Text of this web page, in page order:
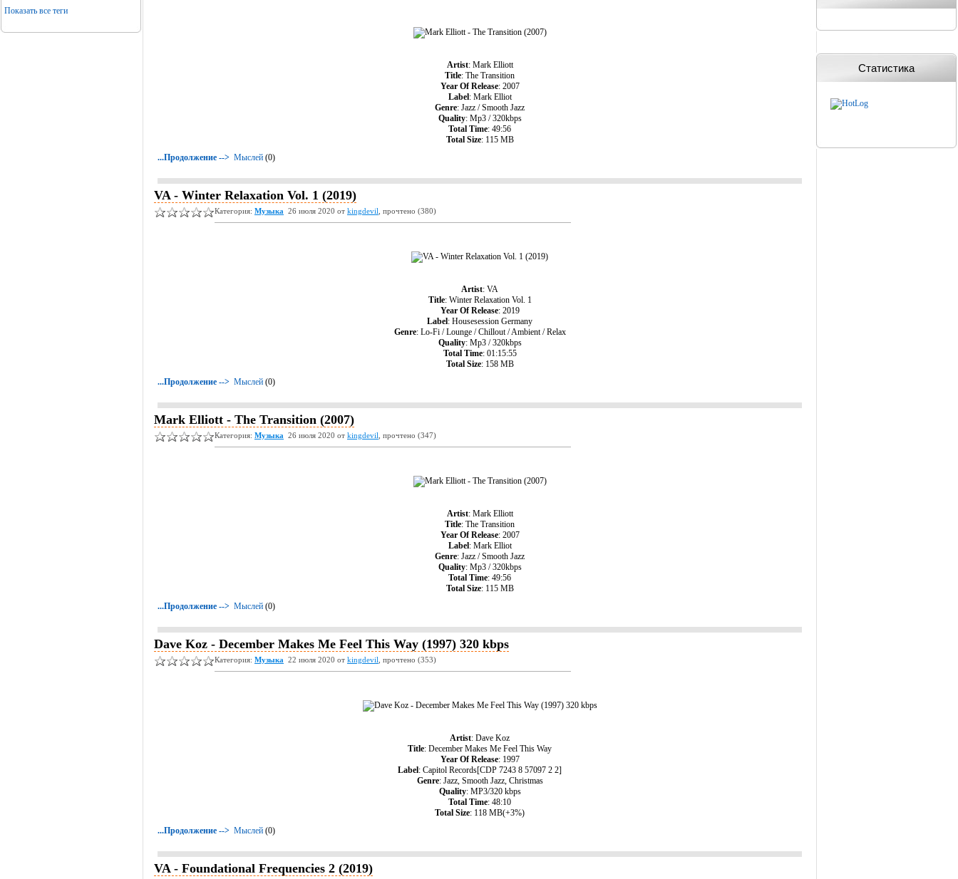
Показать все теги
Artist: Mark Elliott
Title: The Transition
Year Of Release: 2007
Label: Mark Elliot
Genre: Jazz / Smooth Jazz
Quality: Mp3 / 320kbps
Total Time: 49:56
Total Size: 115 MB
...Продолжение --> Мыслей (0)
VA - Winter Relaxation Vol. 1 (2019)
Категория: Музыка 26 июля 2020 от kingdevil , прочтено (380)
Artist: VA
Title: Winter Relaxation Vol. 1
Year Of Release: 2019
Label: Housesession Germany
Genre: Lo-Fi / Lounge / Chillout / Ambient / Relax
Quality: Mp3 / 320kbps
Total Time: 01:15:55
Total Size: 158 MB
...Продолжение --> Мыслей (0)
Mark Elliott - The Transition (2007)
Категория: Музыка 26 июля 2020 от kingdevil , прочтено (347)
Artist: Mark Elliott
Title: The Transition
Year Of Release: 2007
Label: Mark Elliot
Genre: Jazz / Smooth Jazz
Quality: Mp3 / 320kbps
Total Time: 49:56
Total Size: 115 MB
...Продолжение --> Мыслей (0)
Dave Koz - December Makes Me Feel This Way (1997) 320 kbps
Категория: Музыка 22 июля 2020 от kingdevil , прочтено (353)
Artist: Dave Koz
Title: December Makes Me Feel This Way
Year Of Release: 1997
Label: Capitol Records[CDP 7243 8 57097 2 2]
Genre: Jazz, Smooth Jazz, Christmas
Quality: MP3/320 kbps
Total Time: 48:10
Total Size: 118 MB(+3%)
...Продолжение --> Мыслей (0)
VA - Foundational Frequencies 2 (2019)
Статистика